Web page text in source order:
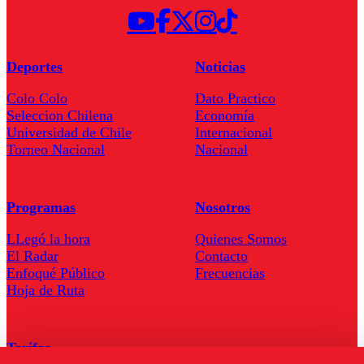
Deportes
Colo Colo
Seleccion Chilena
Universidad de Chile
Torneo Nacional
Noticias
Dato Practico
Economía
Internacional
Nacional
Programas
LLegó la hora
El Radar
Enfoqué Público
Hoja de Ruta
Nosotros
Quienes Somos
Contacto
Frecuencias
Tarifas